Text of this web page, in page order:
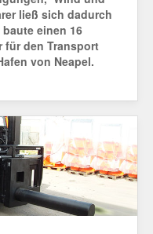
ließ sich dadurch
einen 16
für den Transport
von Neapel.